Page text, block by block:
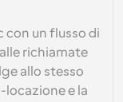
un flusso di
richiamate
allo stesso
e la